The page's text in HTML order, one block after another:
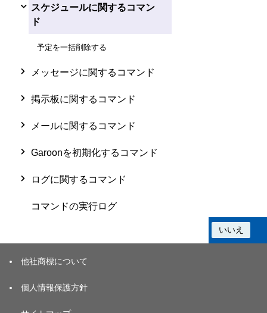
スケジュールに関するコマン
ド
予定を一括削除する
メッセージに関するコマンド
掲示板に関するコマンド
メールに関するコマンド
Garoonを初期化するコマンド
ログに関するコマンド
コマンドの実行ログ
いいえ
他社商標について
個人情報保護方針